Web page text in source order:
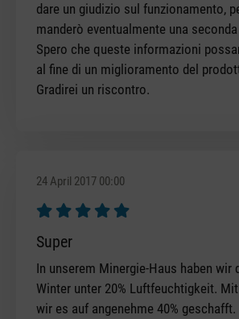
dare un giudizio sul funzionamento,
manderò eventualmente una
Spero che queste informazioni
al fine di un miglioramento del
Gradirei un riscontro.
24 April 2017 00:00
Review with rating of 5 out of 5 stars
Super
In unserem Minergie-Haus haben wir
Winter unter 20% Luftfeuchtigkeit.
wir es auf angenehme 40% geschafft.